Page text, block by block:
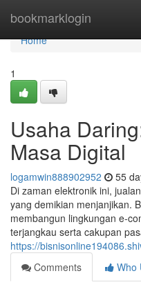
bookmarklogin
Home
Home
1
Usaha
Masa Digital
logamwin888902952 55
Di zaman elektronik ini,
yang demikian menjanjikan.
membangun lingkungan e-
terjangkau serta cakupan
https://
Comments
Who